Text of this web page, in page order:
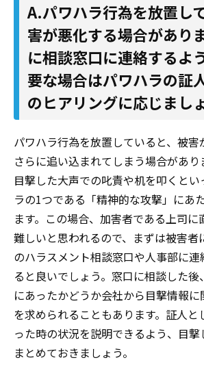
A.パワハラ行為を放置し
害が悪化する場合があり
に相談窓口に連絡するよ
要な場合はパワハラの証
のヒアリングに応じましょ
パワハラ行為を放置していると、被害
さらに追い込まれてしまう場合があり
目撃した大声での叱責や机を叩くと
ラの1つである「精神的な攻撃」にあ
ます。この場合、加害者である上司に
難しいと思われるので、まずは被害者
のハラスメント相談窓口や人事部に
ると良いでしょう。窓口に相談した
にあったかどうか会社から目撃情報
を求められることもあります。証人と
った時の状況を説明できるよう、目
まとめておきましょう。